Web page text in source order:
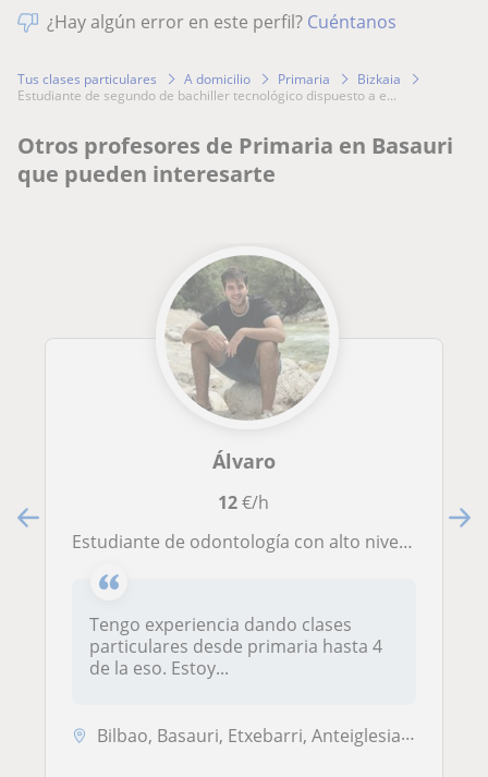
¿Hay algún error en este perfil? Cuéntanos
Tus clases particulares A domicilio Primaria
Bizkaia
estudiante de segundo de bachiller tecnológico dispuesto a e...
Otros profesores de Primaria en Basauri
que pueden interesarte
Álvaro
12€/h
Estudiante de odontología con alto nivel de inglés (C1). Nivel alto en matemáticas
Tengo experiencia dando clases
particulares desde primaria hasta 4
de la eso. Estoy...
Bilbao, Basauri, Etxebarri, Anteiglesia de San Esteban-Etxebarri Do, ...